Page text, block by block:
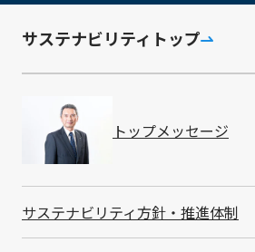
サステナビリティトップ
トップメッセージ
サステナビリティ方針・推進体制
取り組み
外部からの不正侵入防止やウイ
ム構築
外部機関による全拠点での脆弱